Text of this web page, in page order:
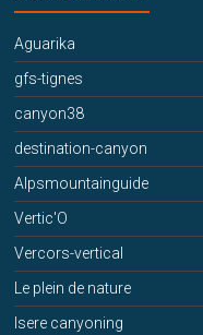
Aguarika
gfs-tignes
canyon38
destination-canyon
Alpsmountainguide
Vertic'O
Vercors-vertical
Le plein de nature
Isere canyoning